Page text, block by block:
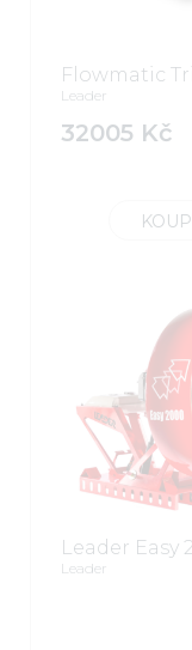
Flowmatic
Leader
32005 Kč
Leader Easy
Leader